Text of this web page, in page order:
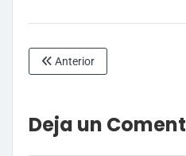
Anterior
Deja un